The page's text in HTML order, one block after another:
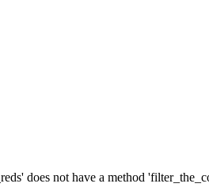
does not have a method